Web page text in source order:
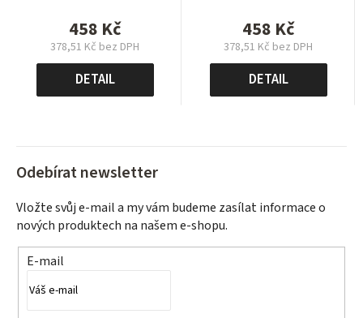
458 Kč
378,51 Kč bez DPH
Měrná
cena:
DETAIL
458 Kč
378,51 Kč bez DPH
Měrná
cena:
DETAIL
Odebírat newsletter
Vložte svůj e-mail a my vám budeme zasílat informace o
nových produktech na našem e-shopu.
E-mail